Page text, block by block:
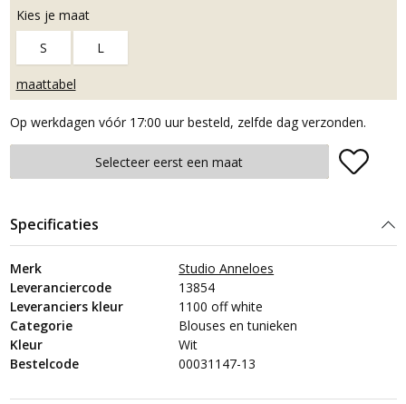
Kies je maat
S
L
maattabel
Op werkdagen vóór 17:00 uur besteld, zelfde dag verzonden.
Plaats in winkelmand
Selecteer eerst een maat
Specificaties
Merk
Studio Anneloes
Leveranciercode
13854
Leveranciers kleur
1100 off white
Categorie
Blouses en tunieken
Kleur
Wit
Bestelcode
00031147-13